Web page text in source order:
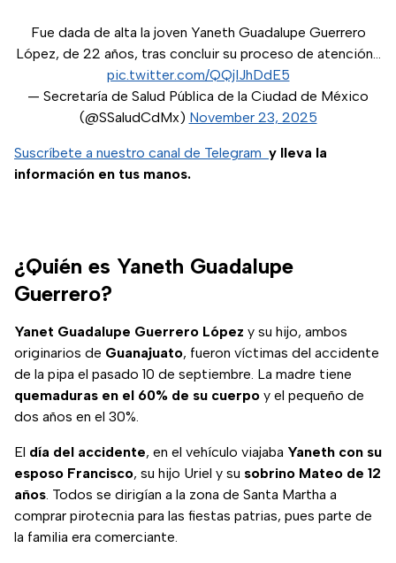
Fue dada de alta la joven Yaneth Guadalupe Guerrero
López, de 22 años, tras concluir su proceso de atención…
pic.twitter.com/QQjIJhDdE5
— Secretaría de Salud Pública de la Ciudad de México
(@SSaludCdMx) November 23, 2025
Suscríbete a nuestro canal de Telegram y lleva la
información en tus manos.
¿Quién es Yaneth Guadalupe
Guerrero?
Yanet Guadalupe Guerrero López y su hijo, ambos
originarios de Guanajuato, fueron víctimas del accidente
de la pipa el pasado 10 de septiembre. La madre tiene
quemaduras en el 60% de su cuerpo y el pequeño de
dos años en el 30%.
El día del accidente, en el vehículo viajaba Yaneth con su
esposo Francisco, su hijo Uriel y su sobrino Mateo de 12
años. Todos se dirigían a la zona de Santa Martha a
comprar pirotecnia para las fiestas patrias, pues parte de
la familia era comerciante.